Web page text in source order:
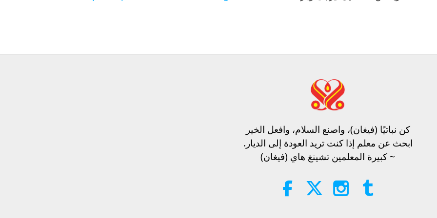
كن نباتيًا (فيغان)، واصنع السلام، وافعل الخير​
ابحث عن معلم إذا كنت تريد العودة إلى الديار.
~ كبيرة المعلمين تشينغ هاي (فيغان)